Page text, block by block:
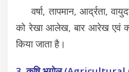
वर्षा, तापमान, आर्द्रता,
को रेखा आलेख, बार आरेख एवं
किया जाता है।